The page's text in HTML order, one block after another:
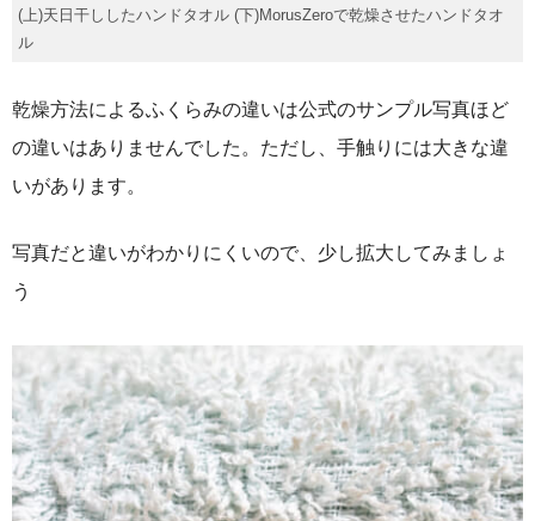
(上)天日干ししたハンドタオル (下)MorusZeroで乾燥させたハンドタオ
ル
乾燥方法によるふくらみの違いは公式のサンプル写真ほど
の違いはありませんでした。ただし、手触りには大きな違
いがあります。
写真だと違いがわかりにくいので、少し拡大してみましょ
う